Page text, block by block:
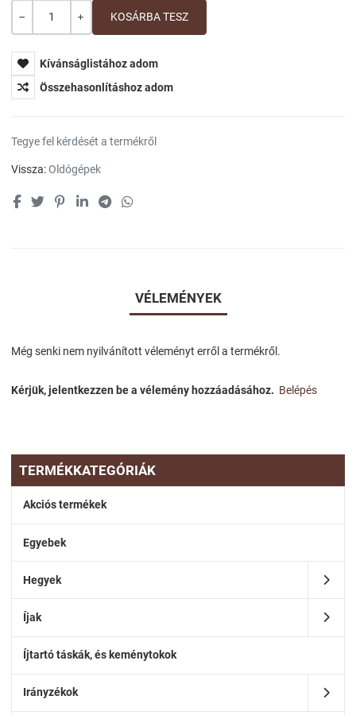
TERMÉKKATEGÓRIÁK
Akciós termékek
Egyebek
Hegyek
Íjak
Íjtartó táskák, és keménytokok
Irányzékok
Mennyiség
Kívánságlistához adom
Összehasonlításhoz adom
Tegye fel kérdését a termékről
Vissza:Oldógépek
VÉLEMÉNYEK
Még senki nem nyilvánított véleményt erről a termékről.
Kérjük, jelentkezzen be a vélemény hozzáadásához. Belépés